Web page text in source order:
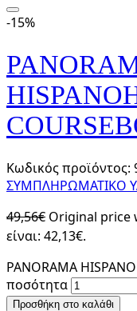
-15%
Κωδικός προϊόντος:
ΣΥΜΠΛΗΡΩΜΑΤΙΚΟ
49,56€ Original price
είναι: 42,13€.
PANORAMA
ποσότητα
Προσθήκη στο καλάθι